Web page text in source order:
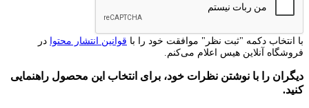
با انتخاب دکمه "ثبت نظر" موافقت خود را با قوانین انتشار محتوا در
فروشگاه آنلاین هیس اعلام می‌کنم.
دیگران را با نوشتن نظرات خود، برای انتخاب این محصول راهنمایی
کنید.